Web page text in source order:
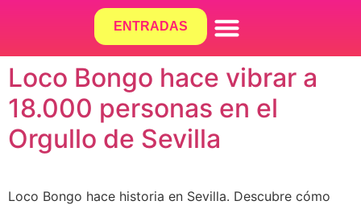
ENTRADAS
Loco Bongo hace vibrar a
18.000 personas en el
Orgullo de Sevilla
Loco Bongo hace historia en Sevilla. Descubre cómo